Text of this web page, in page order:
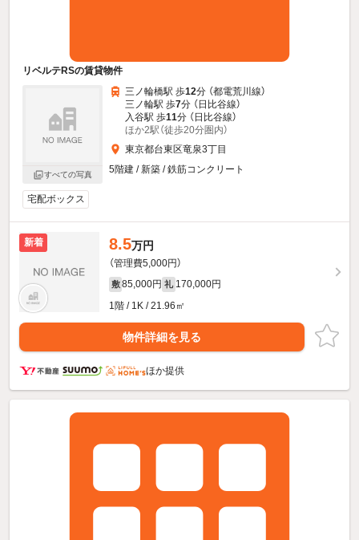
リベルテRSの賃貸物件
すべての写真
三ノ輪橋駅 歩12分 （都電荒川線）
三ノ輪駅 歩7分 （日比谷線）
入谷駅 歩11分 （日比谷線）
ほか2駅（徒歩20分圏内）
東京都台東区竜泉3丁目
5階建 / 新築 / 鉄筋コンクリート
宅配ボックス
新着 8.5万円
（管理費5,000円）
敷 85,000円 礼 170,000円
1階 / 1K / 21.96㎡
物件詳細を見る
ほか提供